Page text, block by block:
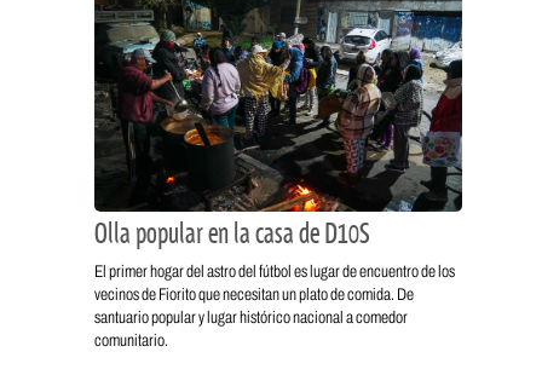
Olla popular en la casa de D10S
El primer hogar del astro del fútbol es lugar de encuentro de los
vecinos de Fiorito que necesitan un plato de comida. De
santuario popular y lugar histórico nacional a comedor
comunitario.